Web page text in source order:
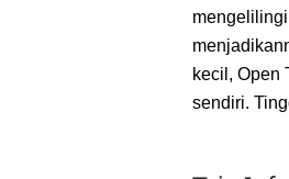
kecil, Open
sendiri.